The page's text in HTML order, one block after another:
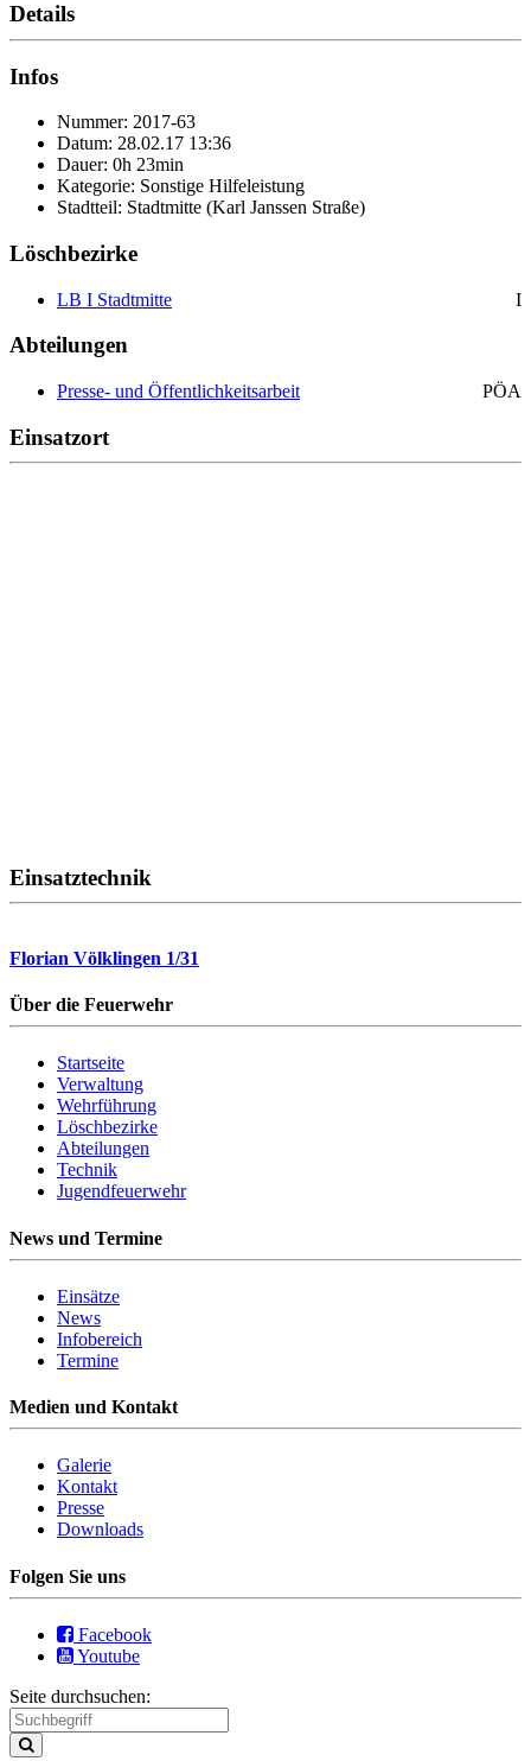
Details
Infos
Nummer: 2017-63
Datum: 28.02.17 13:36
Dauer: 0h 23min
Kategorie: Sonstige Hilfeleistung
Stadtteil: Stadtmitte (Karl Janssen Straße)
Löschbezirke
LB I Stadtmitte I
Abteilungen
Presse- und Öffentlichkeitsarbeit PÖA
Einsatzort
Einsatztechnik
Florian Völklingen 1/31
Über die Feuerwehr
Startseite
Verwaltung
Wehrführung
Löschbezirke
Abteilungen
Technik
Jugendfeuerwehr
News und Termine
Einsätze
News
Infobereich
Termine
Medien und Kontakt
Galerie
Kontakt
Presse
Downloads
Folgen Sie uns
Facebook
Youtube
Seite durchsuchen: